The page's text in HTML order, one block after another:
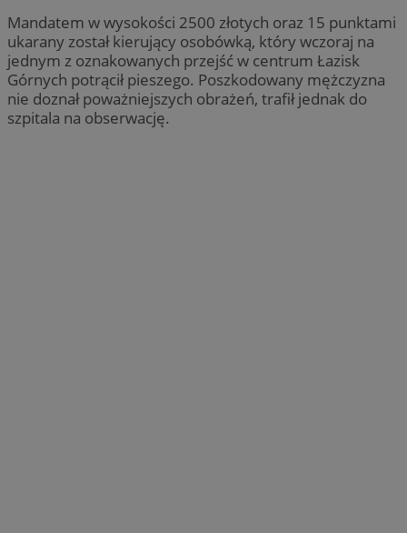
Mandatem w wysokości 2500 złotych oraz 15 punktami
ukarany został kierujący osobówką, który wczoraj na
jednym z oznakowanych przejść w centrum Łazisk
Górnych potrącił pieszego. Poszkodowany mężczyzna
nie doznał poważniejszych obrażeń, trafił jednak do
szpitala na obserwację.